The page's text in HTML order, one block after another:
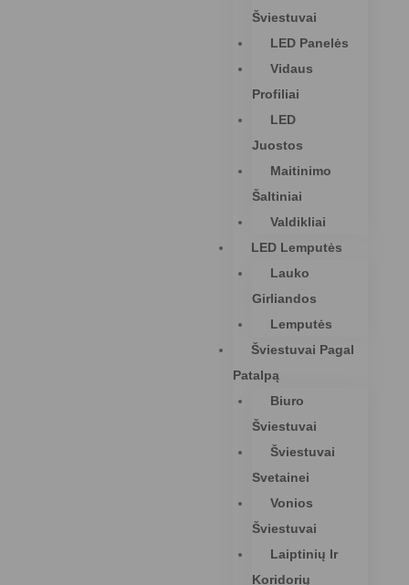
Šviestuvai
LED Panelės
Vidaus
Profiliai
LED
Juostos
Maitinimo
Šaltiniai
Valdikliai
LED Lemputės
Lauko
Girliandos
Lemputės
Šviestuvai Pagal
Patalpą
Biuro
Šviestuvai
Šviestuvai
Svetainei
Vonios
Šviestuvai
Laiptinių Ir
Koridorių